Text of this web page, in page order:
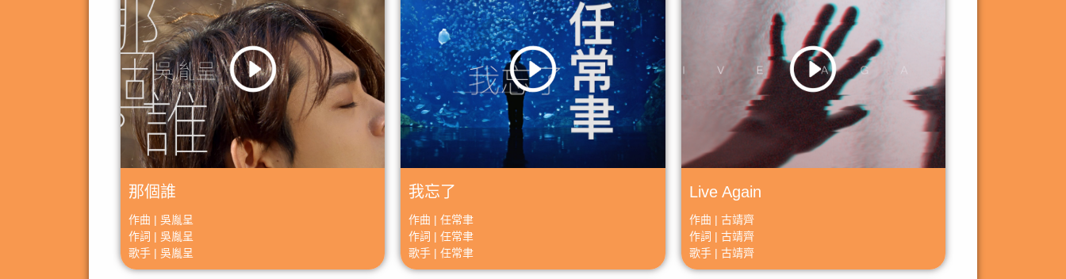
那個誰
作曲 | 吳胤呈
作詞 | 吳胤呈
歌手 | 吳胤呈
我忘了
作曲 | 任常聿
作詞 | 任常聿
歌手 | 任常聿
Live Again
作曲 | 古靖齊
作詞 | 古靖齊
歌手 | 古靖齊